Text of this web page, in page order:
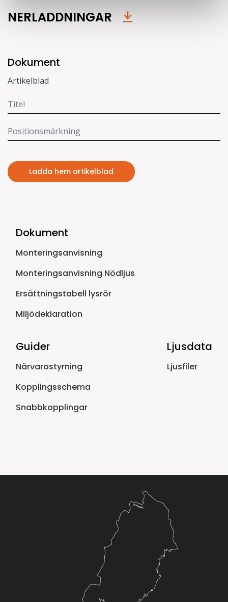
NERLADDNINGAR
Dokument
Artikelblad
Ladda hem artikelblad
Dokument
Monteringsanvisning
Monteringsanvisning Nödljus
Ersättningstabell lysrör
Miljödeklaration
Guider
Närvarostyrning
Kopplingsschema
Snabbkopplingar
Ljusdata
Ljusfiler